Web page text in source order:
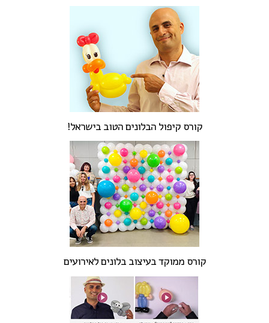
קורס קיפול הבלונים הטוב בישראל!
קורס ממוקד בעיצוב בלונים לאירועים